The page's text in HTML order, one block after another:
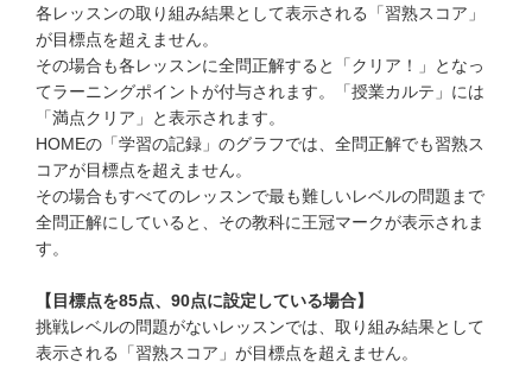
進研ゼミ 中学講座
進研ゼミ 高校講座
進研ゼミ中学講座中高一貫のご紹介はこちら
各レッスンの取り組み結果として表示される「習熟スコア」
が目標点を超えません。
その場合も各レッスンに全問正解すると「クリア！」となっ
てラーニングポイントが付与されます。「授業カルテ」には
「満点クリア」と表示されます。
HOMEの「学習の記録」のグラフでは、全問正解でも習熟ス
コアが目標点を超えません。
その場合もすべてのレッスンで最も難しいレベルの問題まで
全問正解にしていると、その教科に王冠マークが表示されま
す。
【目標点を85点、90点に設定している場合】
挑戦レベルの問題がないレッスンでは、取り組み結果として
表示される「習熟スコア」が目標点を超えません。